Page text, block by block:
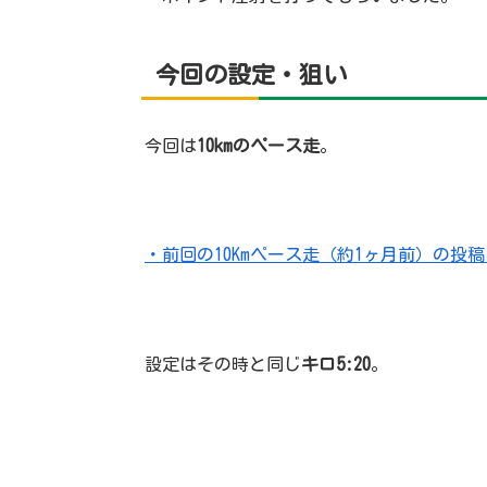
今回の設定・狙い
今回は10kmのペース走。
・前回の10Kmペース走（約1ヶ月前）の投
設定はその時と同じキロ5:20。